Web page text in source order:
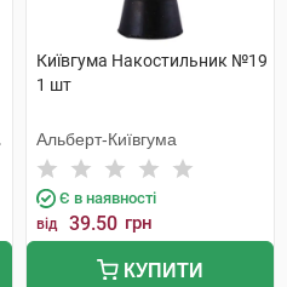
Київгума Накостильник №19
1 шт
Альберт-Київгума
Є в наявності
від 39.50 грн
КУПИТИ